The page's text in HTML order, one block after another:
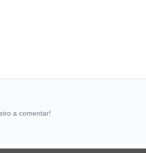
a comentar!